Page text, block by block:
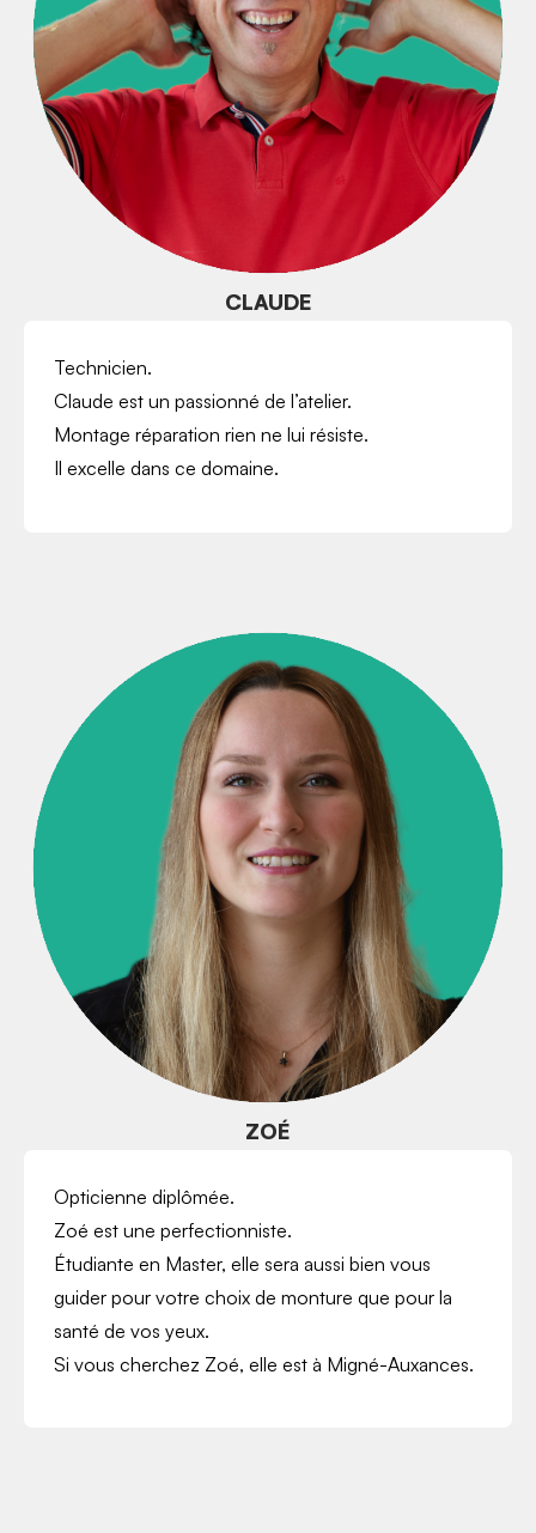
CLAUDE
Technicien.
Claude est un passionné de l’atelier.
Montage réparation rien ne lui résiste.
Il excelle dans ce domaine.
ZOÉ
Opticienne diplômée.
Zoé est une perfectionniste.
Étudiante en Master, elle sera aussi bien vous
guider pour votre choix de monture que pour la
santé de vos yeux.
Si vous cherchez Zoé, elle est à Migné-Auxances.